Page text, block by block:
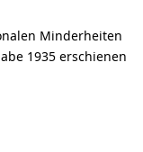
Minderheiten
1935 erschienen